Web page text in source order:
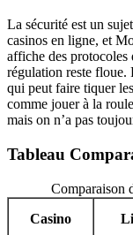
La sécurité est un
casinos en ligne, et
affiche des protocoles
régulation reste floue.
qui peut faire tiquer
comme jouer à la
mais on n’a pas
Tableau
Comparaison
Casino